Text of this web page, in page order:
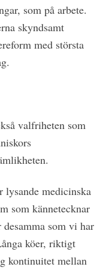
som på arbete.
skyndsamt
med största
valfriheten som
lysande medicinska
som kännetecknar
som vi har
köer, riktigt
kontinuitet mellan